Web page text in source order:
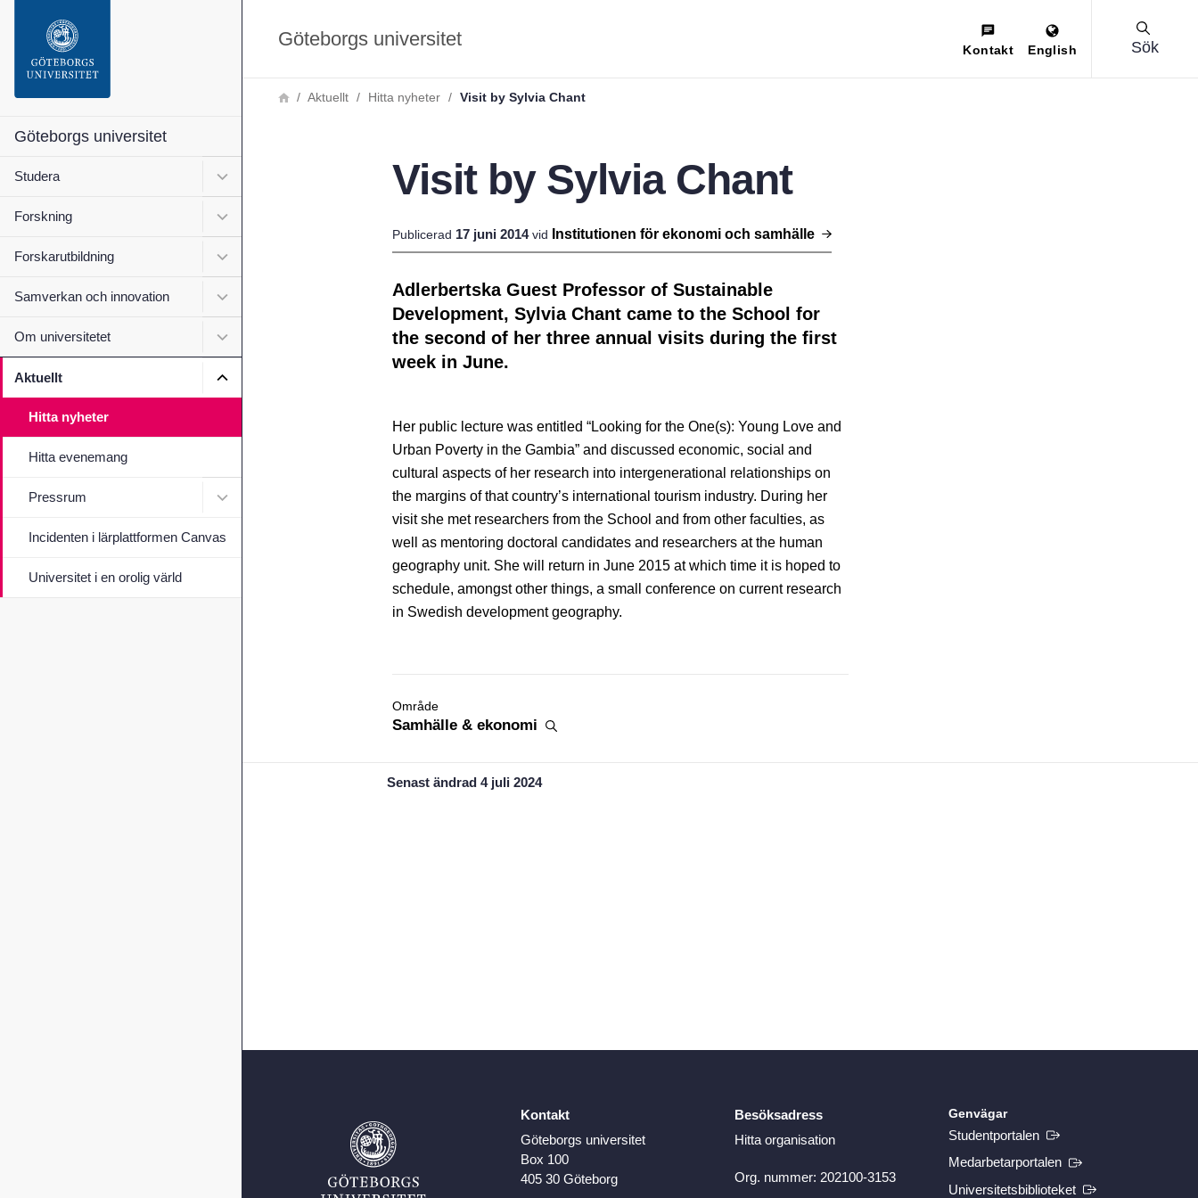
Sidfoten
Om webbplatsen
Göteborgs universitet
Studera Undermeny för Studera
Forskning Undermeny för Forskning
Forskarutbildning Undermeny för Forskarutbildning
Samverkan och innovation Undermeny för Samverkan och innovation
Om universitetet Undermeny för Om universitetet
Aktuellt Undermeny för Aktuellt
Hitta nyheter
Hitta evenemang
Pressrum Undermeny för Pressrum
Incidenten i lärplattformen Canvas
Universitet i en orolig värld
Göteborgs universitet Kontakt English Sök
LänkstigHemAktuellt Hitta nyheter Visit by Sylvia Chant
Visit by Sylvia Chant
Publicerad 17 juni 2014 vid Institutionen för ekonomi och samhälle
Adlerbertska Guest Professor of Sustainable
Development, Sylvia Chant came to the School for
the second of her three annual visits during the first
week in June.
Her public lecture was entitled “Looking for the One(s): Young Love and
Urban Poverty in the Gambia” and discussed economic, social and
cultural aspects of her research into intergenerational relationships on
the margins of that country’s international tourism industry. During her
visit she met researchers from the School and from other faculties, as
well as mentoring doctoral candidates and researchers at the human
geography unit. She will return in June 2015 at which time it is hoped to
schedule, amongst other things, a small conference on current research
in Swedish development geography.
Område
Samhälle & ekonomi
Senast ändrad 4 juli 2024
Kontakt
Göteborgs universitet
Box 100
405 30 Göteborg
Besöksadress
Hitta organisation
Org. nummer: 202100-3153
Genvägar
Studentportalen (Extern länk)
Medarbetarportalen (Extern länk)
Universitetsbiblioteket (Extern länk)